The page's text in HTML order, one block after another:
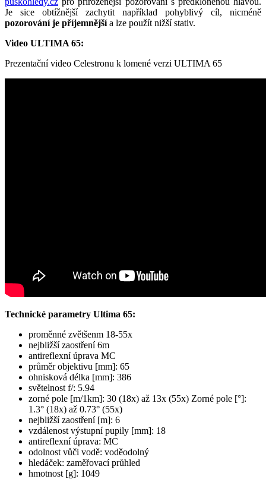
Je sice obtížnější zachytit například pohyblivý cíl, nicméně
pozorování je příjemnějšía lze použít nižší stativ.
Video ULTIMA 65:
Prezentační video Celestronu k lomené verzi ULTIMA 65
Technické parametry Ultima 65:
proměnné zvětšenm 18-55x
nejbližší zaostření 6m
antireflexní úprava MC
průměr objektivu [mm]: 65
ohnisková délka [mm]: 386
světelnost f/: 5.94
zorné pole [m/1km]: 30 (18x) až 13x (55x) Zorné pole [°]:
1.3° (18x) až 0.73° (55x)
nejbližší zaostření [m]: 6
vzdálenost výstupní pupily [mm]: 18
antireflexní úprava: MC
odolnost vůči vodě: voděodolný
hledáček: zaměřovací průhled
hmotnost [g]: 1049